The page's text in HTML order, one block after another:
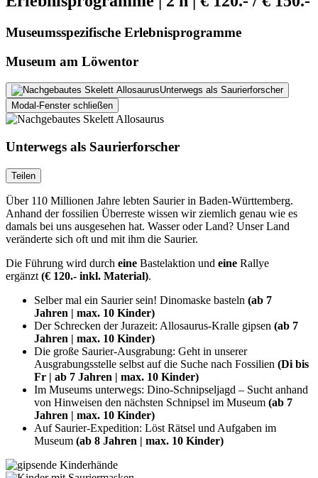
Museumsspezifische Erlebnisprogramme
Museum am Löwentor
Unterwegs als Saurierforscher
Modal-Fenster schließen
Unterwegs als Saurierforscher
Teilen
Über 110 Millionen Jahre lebten Saurier in Baden-Württemberg.
Anhand der fossilien Überreste wissen wir ziemlich genau wie es
damals bei uns ausgesehen hat. Wasser oder Land? Unser Land
veränderte sich oft und mit ihm die Saurier.
Die Führung wird durch eine Bastelaktion und eine Rallye
ergänzt (€ 120.- inkl. Material).
Selber mal ein Saurier sein! Dinomaske basteln (ab 7
Jahren | max. 10 Kinder)
Der Schrecken der Jurazeit: Allosaurus-Kralle gipsen (ab 7
Jahren | max. 10 Kinder)
Die große Saurier-Ausgrabung: Geht in unserer
Ausgrabungsstelle selbst auf die Suche nach Fossilien (Di bis
Fr | ab 7 Jahren | max. 10 Kinder)
Im Museums unterwegs: Dino-Schnipseljagd – Sucht anhand
von Hinweisen den nächsten Schnipsel im Museum (ab 7
Jahren | max. 10 Kinder)
Auf Saurier-Expedition: Löst Rätsel und Aufgaben im
Museum (ab 8 Jahren | max. 10 Kinder)